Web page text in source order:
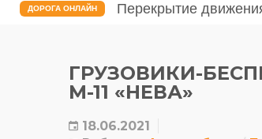
ДОРОГА ОНЛАЙН Перекрытие
ГРУЗОВИКИ-
М-11 «НЕВА»
18.06.2021